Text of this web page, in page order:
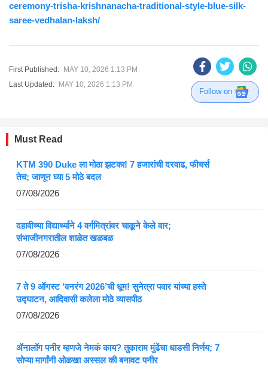
ceremony-trisha-krishnanacha-traditional-style-blue-silk-
saree-vedhalan-laksh/
First Published: MAY 10, 2026 1:13 PM
Last Updated: MAY 10, 2026 1:13 PM
Follow on
Must Read
KTM 390 Duke ला मोठा झटका! 7 हजारांची दरवाढ, फीचर्स
तेच; जाणून घ्या 5 मोठे बदल
07/08/2026
दहावीच्या विद्यार्थ्याने 4 वर्गमित्रांवर चाकूने केले वार;
संभाजीनगरातील शाळेत खळबळ
07/08/2026
7 ते 9 ऑगस्ट ‘वनरंग 2026’ची धूम! सुनेत्रा पवार यांच्या हस्ते
उद्घाटन, आदिवासी कलेला मोठे व्यासपीठ
07/08/2026
ॲनालॉग पनीर म्हणजे नेमकं काय? तुकाराम मुंढेंचा धाडसी निर्णय; 7
सोप्या मार्गांनी ओळखा अस्सल की बनावट पनीर